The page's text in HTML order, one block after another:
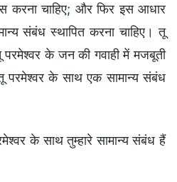
करना चाहिए; और फिर इस आधार
संबंध स्थापित करना चाहिए। तू
के जन की गवाही में मजबूती
के साथ एक सामान्य संबंध
के साथ तुम्हारे सामान्य संबंध हैं